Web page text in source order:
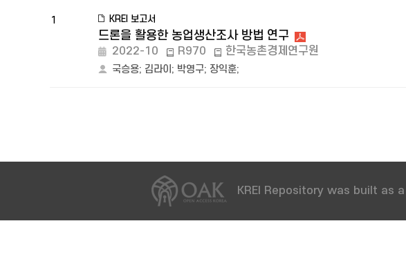
1 KREI 보고서
드론을 활용한 농업생산조사 방법 연구
2022-10 R970 한국농촌경제연구원
국승용; 김라이 ; 박영구; 장익훈;
KREI Repository was built as